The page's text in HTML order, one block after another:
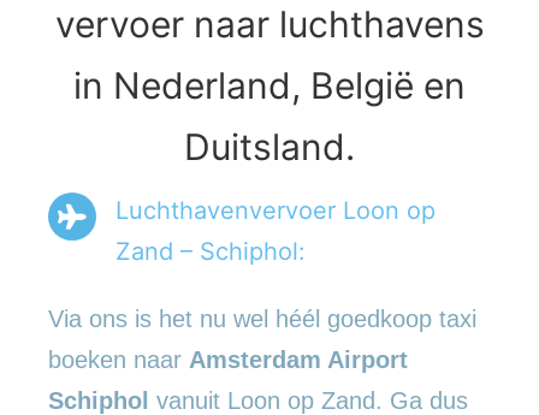
vervoer naar luchthavens
in Nederland, België en
Duitsland.
Luchthavenvervoer Loon op
Zand – Schiphol:
Via ons is het nu wel héél goedkoop taxi
boeken naar Amsterdam Airport
Schiphol vanuit Loon op Zand. Ga dus